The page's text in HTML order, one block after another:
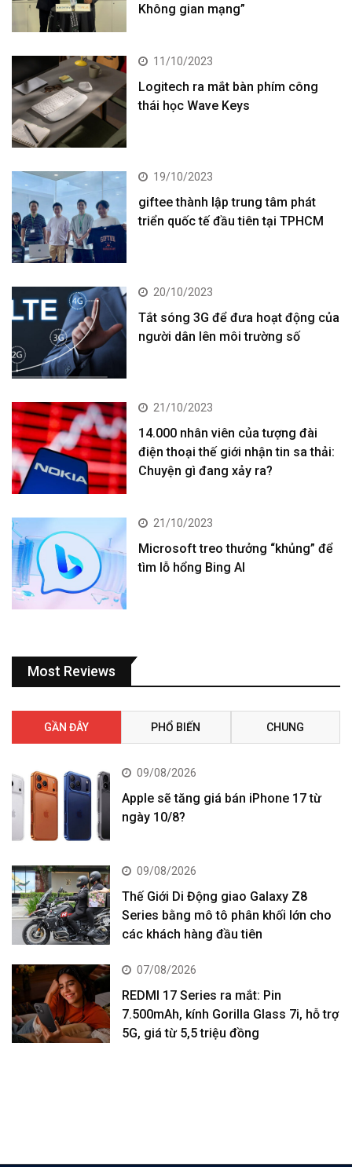
Không gian mạng”
11/10/2023
Logitech ra mắt bàn phím công
thái học Wave Keys
19/10/2023
giftee thành lập trung tâm phát
triển quốc tế đầu tiên tại TPHCM
20/10/2023
Tắt sóng 3G để đưa hoạt động của
người dân lên môi trường số
21/10/2023
14.000 nhân viên của tượng đài
điện thoại thế giới nhận tin sa thải:
Chuyện gì đang xảy ra?
21/10/2023
Microsoft treo thưởng “khủng” để
tìm lỗ hổng Bing AI
Most Reviews
GẦN ĐÂY PHỔ BIẾN CHUNG
09/08/2026
Apple sẽ tăng giá bán iPhone 17 từ
ngày 10/8?
09/08/2026
Thế Giới Di Động giao Galaxy Z8
Series bằng mô tô phân khối lớn cho
các khách hàng đầu tiên
07/08/2026
REDMI 17 Series ra mắt: Pin
7.500mAh, kính Gorilla Glass 7i, hỗ trợ
5G, giá từ 5,5 triệu đồng